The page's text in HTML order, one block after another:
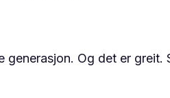
Og det er greit.